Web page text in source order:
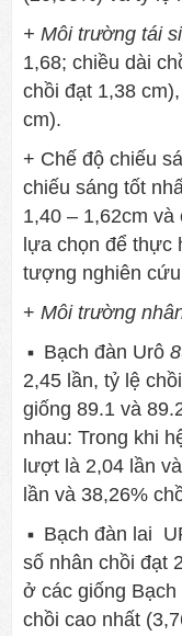
+ Môi trường tái
1,68; chiều dài
chồi đạt 1,38
cm).
+ Chế độ chiếu
chiếu sáng tốt
1,40 – 1,62cm
lựa chọn để thực
tượng nghiên
+ Môi trường
Bạch đàn Urô
2,45 lần, tỷ lệ
giống 89.1 và
nhau: Trong khi
lượt là 2,04 lần
lần và 38,26%
Bạch đàn lai
số nhân chồi đạt
ở các giống Bạch
chồi cao nhất